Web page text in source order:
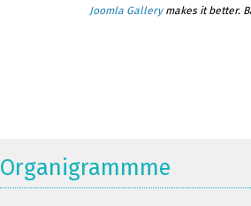
Joomla Gallerymakes it better.
Organigrammme